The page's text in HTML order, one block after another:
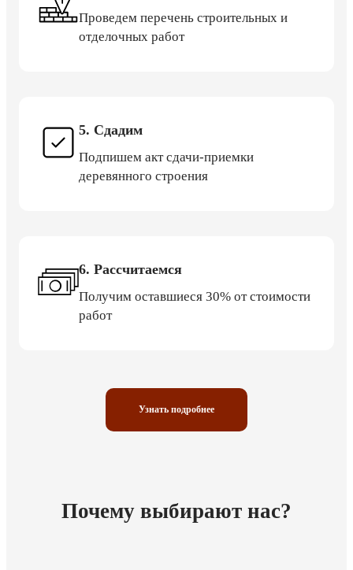
Проведем перечень строительных и
отделочных работ
5. Сдадим
Подпишем акт сдачи-приемки
деревянного строения
6. Рассчитаемся
Получим оставшиеся 30% от стоимости
работ
Узнать подробнее
Почему выбирают нас?